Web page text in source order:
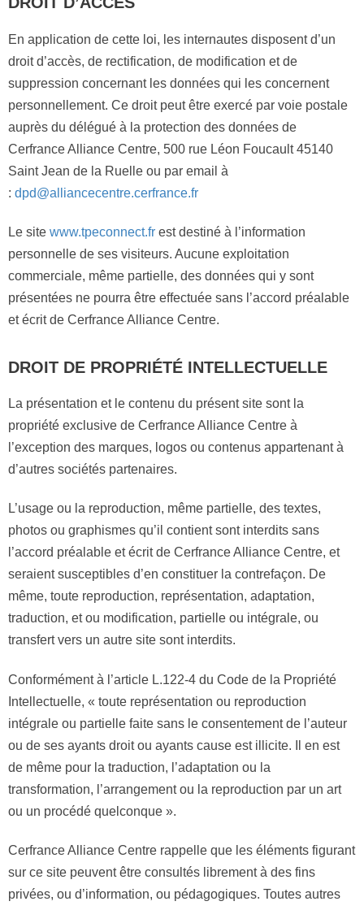
En application de cette loi, les internautes disposent d’un
droit d’accès, de rectification, de modification et de
suppression concernant les données qui les concernent
personnellement. Ce droit peut être exercé par voie postale
auprès du délégué à la protection des données de
Cerfrance Alliance Centre, 500 rue Léon Foucault 45140
Saint Jean de la Ruelle ou par email à
: dpd@alliancecentre.cerfrance.fr
Le site www.tpeconnect.fr est destiné à l’information
personnelle de ses visiteurs. Aucune exploitation
commerciale, même partielle, des données qui y sont
présentées ne pourra être effectuée sans l’accord préalable
et écrit de Cerfrance Alliance Centre.
DROIT DE PROPRIÉTÉ INTELLECTUELLE
La présentation et le contenu du présent site sont la
propriété exclusive de Cerfrance Alliance Centre à
l’exception des marques, logos ou contenus appartenant à
d’autres sociétés partenaires.
L’usage ou la reproduction, même partielle, des textes,
photos ou graphismes qu’il contient sont interdits sans
l’accord préalable et écrit de Cerfrance Alliance Centre, et
seraient susceptibles d’en constituer la contrefaçon. De
même, toute reproduction, représentation, adaptation,
traduction, et ou modification, partielle ou intégrale, ou
transfert vers un autre site sont interdits.
Conformément à l’article L.122-4 du Code de la Propriété
Intellectuelle, « toute représentation ou reproduction
intégrale ou partielle faite sans le consentement de l’auteur
ou de ses ayants droit ou ayants cause est illicite. Il en est
de même pour la traduction, l’adaptation ou la
transformation, l’arrangement ou la reproduction par un art
ou un procédé quelconque ».
Cerfrance Alliance Centre rappelle que les éléments figurant
sur ce site peuvent être consultés librement à des fins
privées, ou d’information, ou pédagogiques. Toutes autres